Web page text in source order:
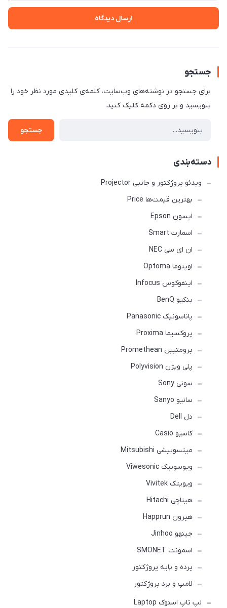
ارسال دیدگاه
جستجو
برای جستجو در نوشته‌های وب‌سایت، کلمه‌ی کلیدی مورد نظر خود را
بنویسید و بر روی دکمه کلیک کنید.
جستجو
دسته‌بندی
ویدئو پروژکتور و جانبی Projector
بهترین قیمت‌ها Price
اپسون Epson
اسمارت Smart
ان ای سی NEC
اوپتوما Optoma
اینفوکوس Infocus
بنکیو BenQ
پاناسونیک Panasonic
پروکسیما Proxima
پرومتیین Promethean
پلی ویژن Polyvision
سونی Sony
سانیو Sanyo
دل Dell
کاسیو Casio
میتسوبیشی Mitsubishi
ویوسونیک Viwesonic
ویویتک Vivitek
هیتاچی Hitachi
هپرون Happrun
جینهو Jinhoo
اسمونت SMONET
پرده و پایه پروژکتور
لامپ و برد پروژکتور
لپ تاپ استوک Laptop